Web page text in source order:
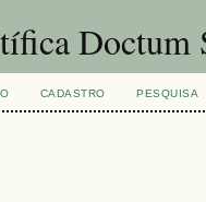
Doctum
CADASTRO PESQUISA